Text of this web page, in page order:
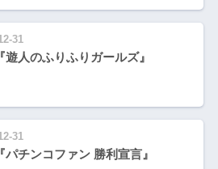
31
遊人のふりふりガールズ』
31
パチンコファン 勝利宣言』